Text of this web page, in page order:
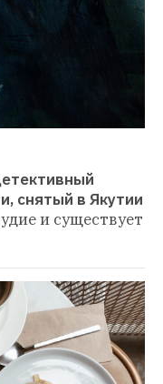
снятый в Якутии
и существует